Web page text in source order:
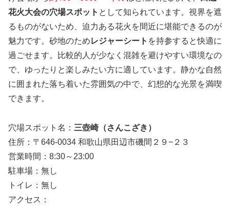
花火大会の穴場スポット として知られています。視界を遮
るものがないため、迫力ある花火を間近に堪能できるのが
魅力です。砂地のためレジャーシート を持参すると快適に
過ごせます。比較的人が少なく混雑を避けやすい環境なの
で、ゆったりと楽しみたい方に適しています。静かな自然
に囲まれた落ち着いた雰囲気の中で、幻想的な光景を満喫
できます。
穴場スポット名： 三壺崎（さんこざき）
住所：〒646-0034 和歌山県田辺市磯間２９−２３
営業時間：8:30～23:00
駐車場：無し
トイレ：無し
アクセス：